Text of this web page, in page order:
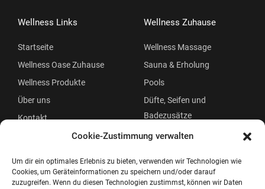
Cookie-Zustimmung verwalten
Um dir ein optimales Erlebnis zu bieten, verwenden wir Technologien wie
Cookies, um Geräteinformationen zu speichern und/oder darauf
zuzugreifen. Wenn du diesen Technologien zustimmst, können wir Daten
Wellness Links
Startseite
Wellness Oase Zuhause
Wellness Produkte
Über uns
Kontakt
Wellness Zuhause
Wellness Massage
Sauna & Erholung
Pools
Düfte, Seifen und
Badezusätze
Beauty